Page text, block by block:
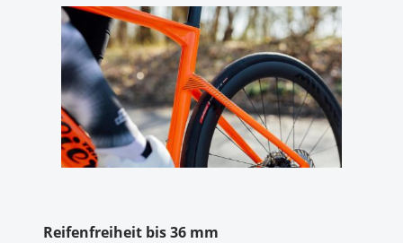
Reifenfreiheit bis 36 mm